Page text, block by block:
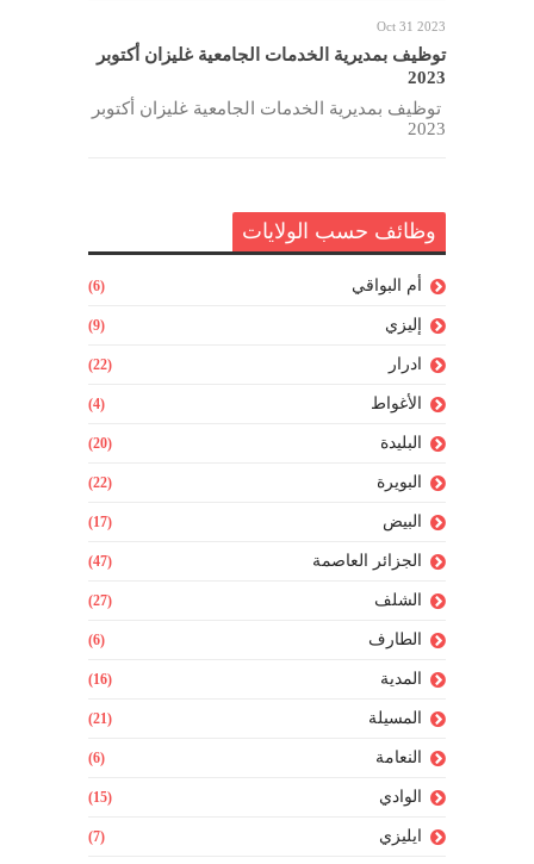
Oct 31 2023
توظيف بمديرية الخدمات الجامعية غليزان أكتوبر
2023
توظيف بمديرية الخدمات الجامعية غليزان أكتوبر
2023
وظائف حسب الولايات
أم البواقي (6)
إليزي (9)
ادرار (22)
الأغواط (4)
البليدة (20)
البويرة (22)
البيض (17)
الجزائر العاصمة (47)
الشلف (27)
الطارف (6)
المدية (16)
المسيلة (21)
النعامة (6)
الوادي (15)
ايليزي (7)